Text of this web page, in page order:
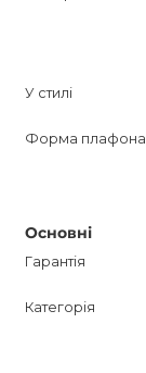
Вибираючи
широкий
вашому
У стилі
Форма плафона
Основні
Гарантія
Категорія